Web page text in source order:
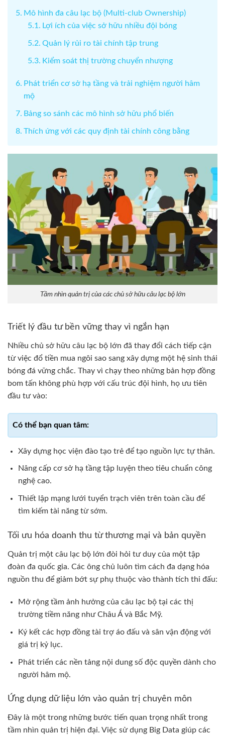
Mô hình đa câu lạc bộ (Multi-club Ownership)
Lợi ích của việc sở hữu nhiều đội bóng
Quản lý rủi ro tài chính tập trung
Kiểm soát thị trường chuyển nhượng
Phát triển cơ sở hạ tầng và trải nghiệm người hâm
mộ
Bảng so sánh các mô hình sở hữu phổ biến
Thích ứng với các quy định tài chính công bằng
Tầm nhìn quản trị của các chủ sở hữu câu lạc bộ lớn
Triết lý đầu tư bền vững thay vì ngắn hạn
Nhiều chủ sở hữu câu lạc bộ lớn đã thay đổi cách tiếp cận
từ việc đổ tiền mua ngôi sao sang xây dựng một hệ sinh thái
bóng đá vững chắc. Thay vì chạy theo những bản hợp đồng
bom tấn không phù hợp với cấu trúc đội hình, họ ưu tiên
đầu tư vào:
Xây dựng học viện đào tạo trẻ để tạo nguồn lực tự thân.
Nâng cấp cơ sở hạ tầng tập luyện theo tiêu chuẩn công
nghệ cao.
Thiết lập mạng lưới tuyển trạch viên trên toàn cầu để
tìm kiếm tài năng từ sớm.
Tối ưu hóa doanh thu từ thương mại và bản quyền
Quản trị một câu lạc bộ lớn đòi hỏi tư duy của một tập
đoàn đa quốc gia. Các ông chủ luôn tìm cách đa dạng hóa
nguồn thu để giảm bớt sự phụ thuộc vào thành tích thi đấu:
Mở rộng tầm ảnh hưởng của câu lạc bộ tại các thị
trường tiềm năng như Châu Á và Bắc Mỹ.
Ký kết các hợp đồng tài trợ áo đấu và sân vận động với
giá trị kỷ lục.
Phát triển các nền tảng nội dung số độc quyền dành cho
người hâm mộ.
Ứng dụng dữ liệu lớn vào quản trị chuyên môn
Đây là một trong những bước tiến quan trọng nhất trong
tầm nhìn quản trị hiện đại. Việc sử dụng Big Data giúp các